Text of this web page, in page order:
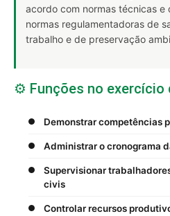
acordo com normas técnicas e
normas regulamentadoras de
trabalho e de preservação
⚙️ Funções no exercício
Demonstrar competências
Administrar o cronograma
Supervisionar
civis
Controlar recursos